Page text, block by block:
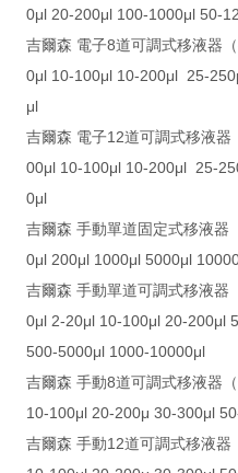
0μl 20-200μl 100-1000μl 50-
吉爾森 電子8道可調式移液器
0μl 10-100μl 10-200μl 25-
μl
吉爾森 電子12道可調式移液
00μl 10-100μl 10-200μl 25-
0μl
吉爾森 手動單道固定式移液
0μl 200μl 1000μl 5000μl
吉爾森 手動單道可調式移液
0μl 2-20μl 10-100μl 20-200μl
500-5000μl 1000-10000μl
吉爾森 手動8道可調式移液器
10-100μl 20-200μ 30-300μl
吉爾森 手動12道可調式移液